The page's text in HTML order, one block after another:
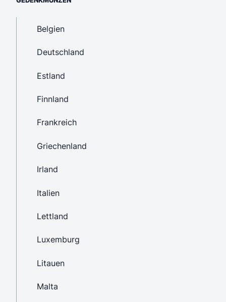
Belgien
Deutschland
Estland
Finnland
Frankreich
Griechenland
Irland
Italien
Lettland
Luxemburg
Litauen
Malta